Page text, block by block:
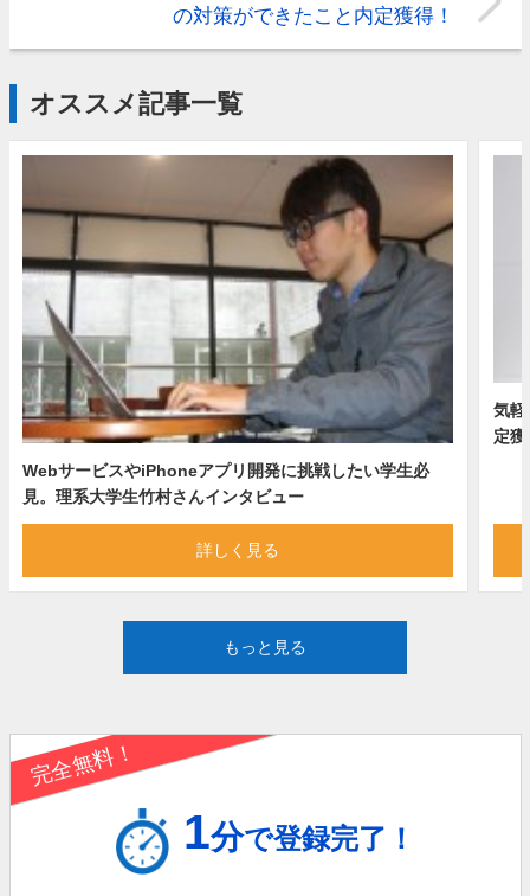
の対策ができたこと内定獲得！
オススメ記事一覧
WebサービスやiPhoneアプリ開発に挑戦したい学生必
見。理系大学生竹村さんインタビュー
詳しく見る
気軽
定
もっと見る
完全無料！
1分で登録完了！